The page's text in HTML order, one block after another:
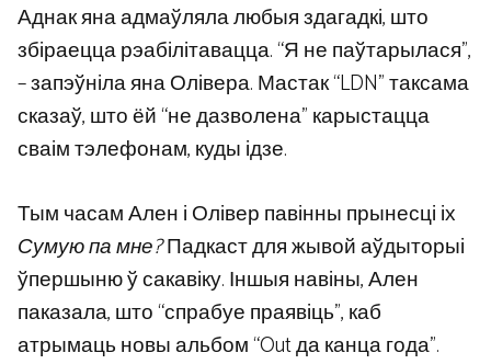
Аднак яна адмаўляла любыя здагадкі, што
збіраецца рэабілітавацца. “Я не паўтарылася”,
– запэўніла яна Олівера. Мастак “LDN” таксама
сказаў, што ёй “не дазволена” карыстацца
сваім тэлефонам, куды ідзе.
Тым часам Ален і Олівер павінны прынесці іх
Сумую па мне?Падкаст для жывой аўдыторыі
ўпершыню ў сакавіку. Іншыя навіны, Ален
паказала, што “спрабуе праявіць”, каб
атрымаць новы альбом “Out да канца года”.